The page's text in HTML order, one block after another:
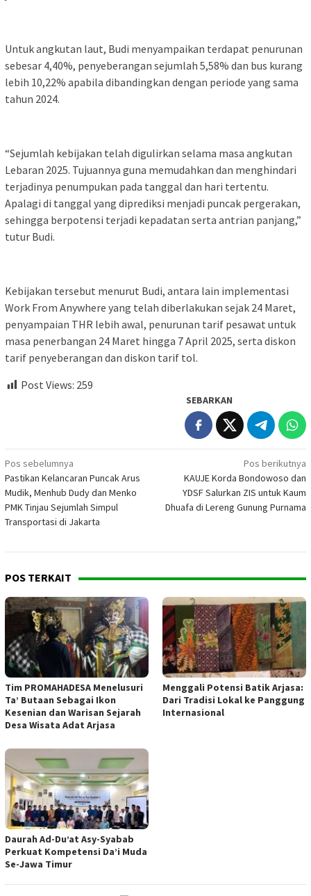
Untuk angkutan laut, Budi menyampaikan terdapat penurunan
sebesar 4,40%, penyeberangan sejumlah 5,58% dan bus kurang
lebih 10,22% apabila dibandingkan dengan periode yang sama
tahun 2024.
“Sejumlah kebijakan telah digulirkan selama masa angkutan
Lebaran 2025. Tujuannya guna memudahkan dan menghindari
terjadinya penumpukan pada tanggal dan hari tertentu.
Apalagi di tanggal yang diprediksi menjadi puncak pergerakan,
sehingga berpotensi terjadi kepadatan serta antrian panjang,”
tutur Budi.
Kebijakan tersebut menurut Budi, antara lain implementasi
Work From Anywhere yang telah diberlakukan sejak 24 Maret,
penyampaian THR lebih awal, penurunan tarif pesawat untuk
masa penerbangan 24 Maret hingga 7 April 2025, serta diskon
tarif penyeberangan dan diskon tarif tol.
Post Views: 259
SEBARKAN
Navigasi
pos
Pos sebelumnya
Pastikan Kelancaran Puncak Arus
Mudik, Menhub Dudy dan Menko
PMK Tinjau Sejumlah Simpul
Transportasi di Jakarta
Pos berikutnya
KAUJE Korda Bondowoso dan
YDSF Salurkan ZIS untuk Kaum
Dhuafa di Lereng Gunung Purnama
POS TERKAIT
Tim PROMAHADESA Menelusuri
Ta’ Butaan Sebagai Ikon
Kesenian dan Warisan Sejarah
Desa Wisata Adat Arjasa
Menggali Potensi Batik Arjasa:
Dari Tradisi Lokal ke Panggung
Internasional
Daurah Ad-Du’at Asy-Syabab
Perkuat Kompetensi Da’i Muda
Se-Jawa Timur